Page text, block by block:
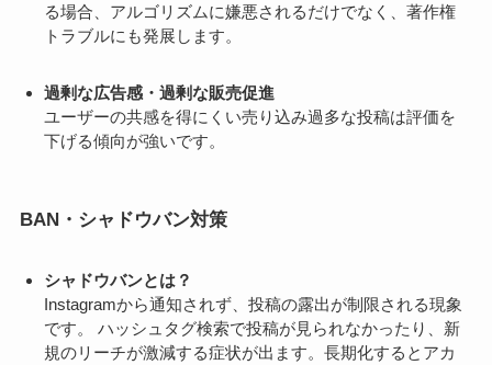
る場合、アルゴリズムに嫌悪されるだけでなく、著作権
トラブルにも発展します。
過剰な広告感・過剰な販売促進
ユーザーの共感を得にくい売り込み過多な投稿は評価を
下げる傾向が強いです。
BAN・シャドウバン対策
シャドウバンとは？
Instagramから通知されず、投稿の露出が制限される現象
です。 ハッシュタグ検索で投稿が見られなかったり、新
規のリーチが激減する症状が出ます。長期化するとアカ